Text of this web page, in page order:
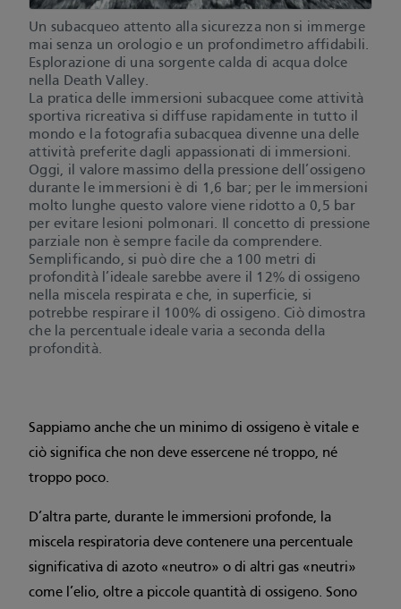
Un subacqueo attento alla sicurezza non si immerge
mai senza un orologio e un profondimetro affidabili.
Esplorazione di una sorgente calda di acqua dolce
nella Death Valley.
La pratica delle immersioni subacquee come attività
sportiva ricreativa si diffuse rapidamente in tutto il
mondo e la fotografia subacquea divenne una delle
attività preferite dagli appassionati di immersioni.
Oggi, il valore massimo della pressione dell’ossigeno
durante le immersioni è di 1,6 bar; per le immersioni
molto lunghe questo valore viene ridotto a 0,5 bar
per evitare lesioni polmonari. Il concetto di pressione
parziale non è sempre facile da comprendere.
Semplificando, si può dire che a 100 metri di
profondità l’ideale sarebbe avere il 12% di ossigeno
nella miscela respirata e che, in superficie, si
potrebbe respirare il 100% di ossigeno. Ciò dimostra
che la percentuale ideale varia a seconda della
profondità.
Sappiamo anche che un minimo di ossigeno è vitale e
ciò significa che non deve essercene né troppo, né
troppo poco.
D’altra parte, durante le immersioni profonde, la
miscela respiratoria deve contenere una percentuale
significativa di azoto «neutro» o di altri gas «neutri»
come l’elio, oltre a piccole quantità di ossigeno. Sono